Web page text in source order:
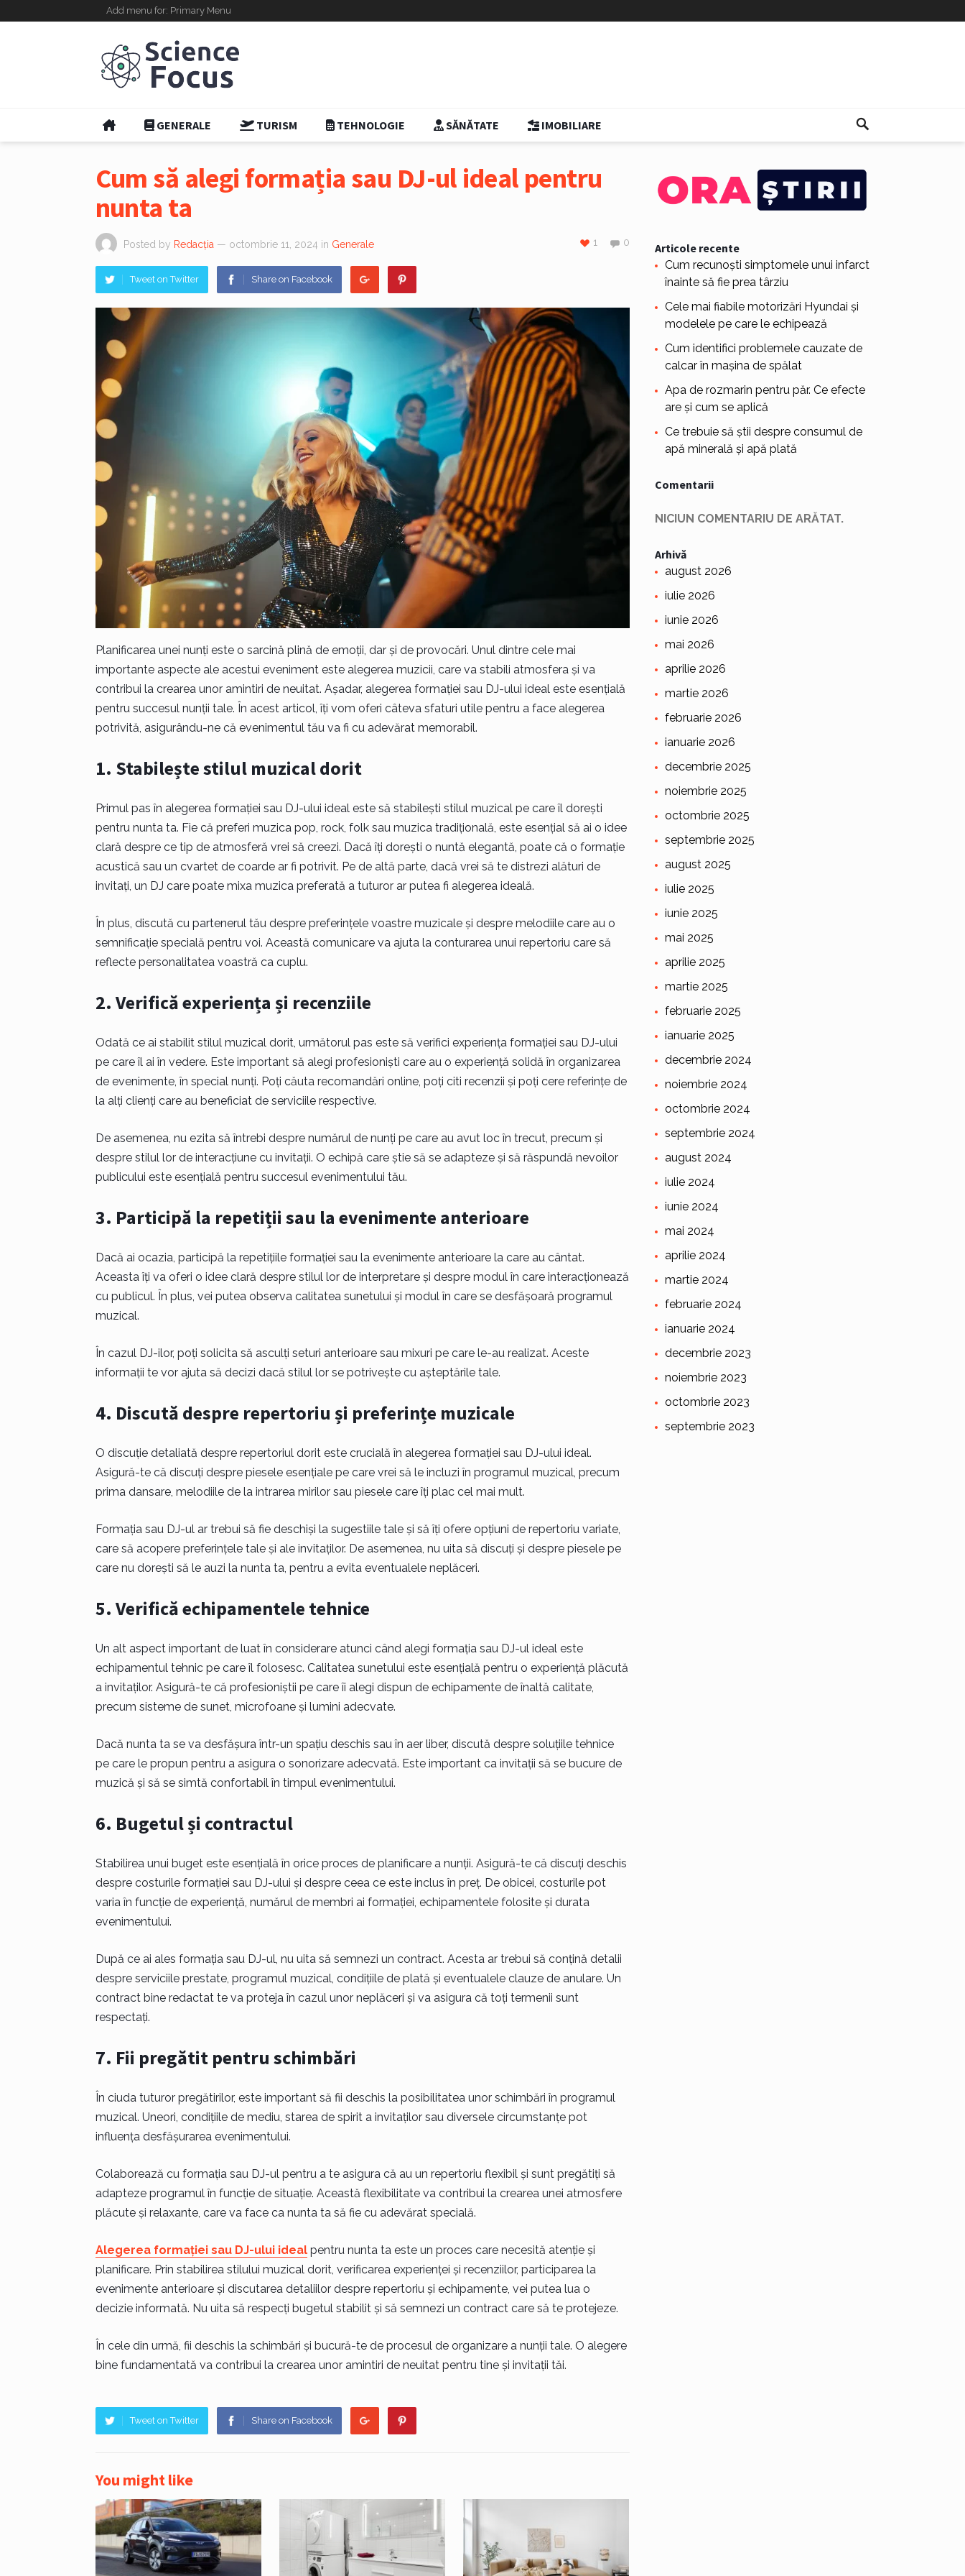
Add menu for: Primary Menu
GENERALE TURISM TEHNOLOGIE SĂNĂTATE IMOBILIARE
Cum să alegi formația sau DJ-ul ideal pentru
nunta ta
Posted by Redacția — octombrie 11, 2024 in Generale 0
1
Tweet on Twitter Share on Facebook
Planificarea unei nunți este o sarcină plină de emoții, dar și de provocări. Unul dintre cele mai
importante aspecte ale acestui eveniment este alegerea muzicii, care va stabili atmosfera și va
contribui la crearea unor amintiri de neuitat. Așadar, alegerea formației sau DJ-ului ideal este esențială
pentru succesul nunții tale. În acest articol, îți vom oferi câteva sfaturi utile pentru a face alegerea
potrivită, asigurându-ne că evenimentul tău va fi cu adevărat memorabil.
1. Stabilește stilul muzical dorit
Primul pas în alegerea formației sau DJ-ului ideal este să stabilești stilul muzical pe care îl dorești
pentru nunta ta. Fie că preferi muzica pop, rock, folk sau muzica tradițională, este esențial să ai o idee
clară despre ce tip de atmosferă vrei să creezi. Dacă îți dorești o nuntă elegantă, poate că o formație
acustică sau un cvartet de coarde ar fi potrivit. Pe de altă parte, dacă vrei să te distrezi alături de
invitați, un DJ care poate mixa muzica preferată a tuturor ar putea fi alegerea ideală.
În plus, discută cu partenerul tău despre preferințele voastre muzicale și despre melodiile care au o
semnificație specială pentru voi. Această comunicare va ajuta la conturarea unui repertoriu care să
reflecte personalitatea voastră ca cuplu.
2. Verifică experiența și recenziile
Odată ce ai stabilit stilul muzical dorit, următorul pas este să verifici experiența formației sau DJ-ului
pe care îl ai în vedere. Este important să alegi profesioniști care au o experiență solidă în organizarea
de evenimente, în special nunți. Poți căuta recomandări online, poți citi recenzii și poți cere referințe de
la alți clienți care au beneficiat de serviciile respective.
De asemenea, nu ezita să întrebi despre numărul de nunți pe care au avut loc în trecut, precum și
despre stilul lor de interacțiune cu invitații. O echipă care știe să se adapteze și să răspundă nevoilor
publicului este esențială pentru succesul evenimentului tău.
3. Participă la repetiții sau la evenimente anterioare
Dacă ai ocazia, participă la repetițiile formației sau la evenimente anterioare la care au cântat.
Aceasta îți va oferi o idee clară despre stilul lor de interpretare și despre modul în care interacționează
cu publicul. În plus, vei putea observa calitatea sunetului și modul în care se desfășoară programul
muzical.
În cazul DJ-ilor, poți solicita să asculți seturi anterioare sau mixuri pe care le-au realizat. Aceste
informații te vor ajuta să decizi dacă stilul lor se potrivește cu așteptările tale.
4. Discută despre repertoriu și preferințe muzicale
O discuție detaliată despre repertoriul dorit este crucială în alegerea formației sau DJ-ului ideal.
Asigură-te că discuți despre piesele esențiale pe care vrei să le incluzi în programul muzical, precum
prima dansare, melodiile de la intrarea mirilor sau piesele care îți plac cel mai mult.
Formația sau DJ-ul ar trebui să fie deschiși la sugestiile tale și să îți ofere opțiuni de repertoriu variate,
care să acopere preferințele tale și ale invitaților. De asemenea, nu uita să discuți și despre piesele pe
care nu dorești să le auzi la nunta ta, pentru a evita eventualele neplăceri.
5. Verifică echipamentele tehnice
Un alt aspect important de luat în considerare atunci când alegi formația sau DJ-ul ideal este
echipamentul tehnic pe care îl folosesc. Calitatea sunetului este esențială pentru o experiență plăcută
a invitaților. Asigură-te că profesioniștii pe care îi alegi dispun de echipamente de înaltă calitate,
precum sisteme de sunet, microfoane și lumini adecvate.
Dacă nunta ta se va desfășura într-un spațiu deschis sau în aer liber, discută despre soluțiile tehnice
pe care le propun pentru a asigura o sonorizare adecvată. Este important ca invitații să se bucure de
muzică și să se simtă confortabil în timpul evenimentului.
6. Bugetul și contractul
Stabilirea unui buget este esențială în orice proces de planificare a nunții. Asigură-te că discuți deschis
despre costurile formației sau DJ-ului și despre ceea ce este inclus în preț. De obicei, costurile pot
varia în funcție de experiență, numărul de membri ai formației, echipamentele folosite și durata
evenimentului.
După ce ai ales formația sau DJ-ul, nu uita să semnezi un contract. Acesta ar trebui să conțină detalii
despre serviciile prestate, programul muzical, condițiile de plată și eventualele clauze de anulare. Un
contract bine redactat te va proteja în cazul unor neplăceri și va asigura că toți termenii sunt
respectați.
7. Fii pregătit pentru schimbări
În ciuda tuturor pregătirilor, este important să fii deschis la posibilitatea unor schimbări în programul
muzical. Uneori, condițiile de mediu, starea de spirit a invitaților sau diversele circumstanțe pot
influența desfășurarea evenimentului.
Colaborează cu formația sau DJ-ul pentru a te asigura că au un repertoriu flexibil și sunt pregătiți să
adapteze programul în funcție de situație. Această flexibilitate va contribui la crearea unei atmosfere
plăcute și relaxante, care va face ca nunta ta să fie cu adevărat specială.
Alegerea formației sau DJ-ului idealpentru nunta ta este un proces care necesită atenție și
planificare. Prin stabilirea stilului muzical dorit, verificarea experienței și recenziilor, participarea la
evenimente anterioare și discutarea detaliilor despre repertoriu și echipamente, vei putea lua o
decizie informată. Nu uita să respecți bugetul stabilit și să semnezi un contract care să te protejeze.
În cele din urmă, fii deschis la schimbări și bucură-te de procesul de organizare a nunții tale. O alegere
bine fundamentată va contribui la crearea unor amintiri de neuitat pentru tine și invitații tăi.
Tweet on Twitter Share on Facebook
You might like
Articole recente
Cum recunoști simptomele unui infarct
înainte să fie prea târziu
Cele mai fiabile motorizări Hyundai și
modelele pe care le echipează
Cum identifici problemele cauzate de
calcar în mașina de spălat
Apa de rozmarin pentru păr. Ce efecte
are și cum se aplică
Ce trebuie să știi despre consumul de
apă minerală și apă plată
Comentarii
NICIUN COMENTARIU DE ARĂTAT.
Arhivă
august 2026
iulie 2026
iunie 2026
mai 2026
aprilie 2026
martie 2026
februarie 2026
ianuarie 2026
decembrie 2025
noiembrie 2025
octombrie 2025
septembrie 2025
august 2025
iulie 2025
iunie 2025
mai 2025
aprilie 2025
martie 2025
februarie 2025
ianuarie 2025
decembrie 2024
noiembrie 2024
octombrie 2024
septembrie 2024
august 2024
iulie 2024
iunie 2024
mai 2024
aprilie 2024
martie 2024
februarie 2024
ianuarie 2024
decembrie 2023
noiembrie 2023
octombrie 2023
septembrie 2023